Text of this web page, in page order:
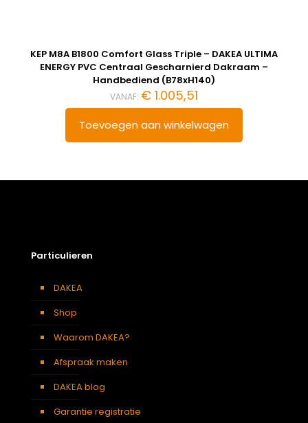
KEP M8A B1800 Comfort Glass Triple – DAKEA ULTIMA
ENERGY PVC Centraal Gescharnierd Dakraam –
Handbediend (B78xH140)
VANAF: € 1.005,51
Toevoegen aan winkelwagen
Particulieren
DAKEA
Shop
Waarom DAKEA?
Afspraak maken
DAKEA blog
Garantie registratie